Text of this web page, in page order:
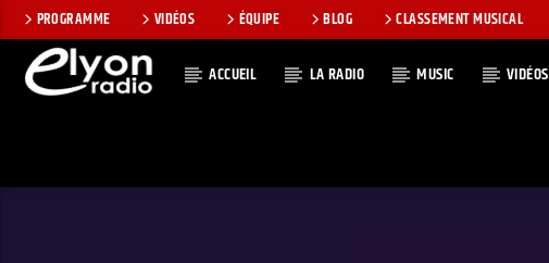
PROGRAMME VIDÉOS ÉQUIPE BLOG CLASSEMENT MUSICAL
ACCUEIL LA RADIO MUSIC VIDÉOS